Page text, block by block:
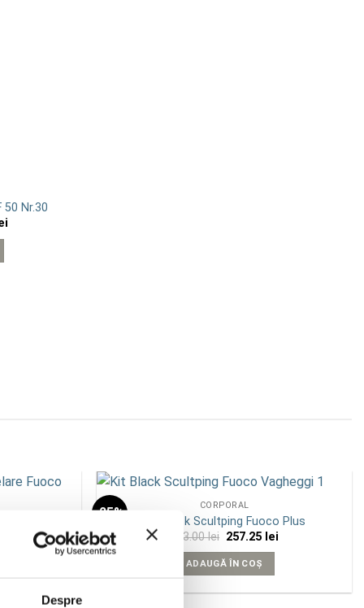
Despre
50 Nr.30
Prețul
Prețul
curent
-25% CORPORAL
Kit Black Scultping Fuoco Plus
343.00lei Prețul
a
fost:
257.25 lei
ADAUGĂ ÎN COȘ